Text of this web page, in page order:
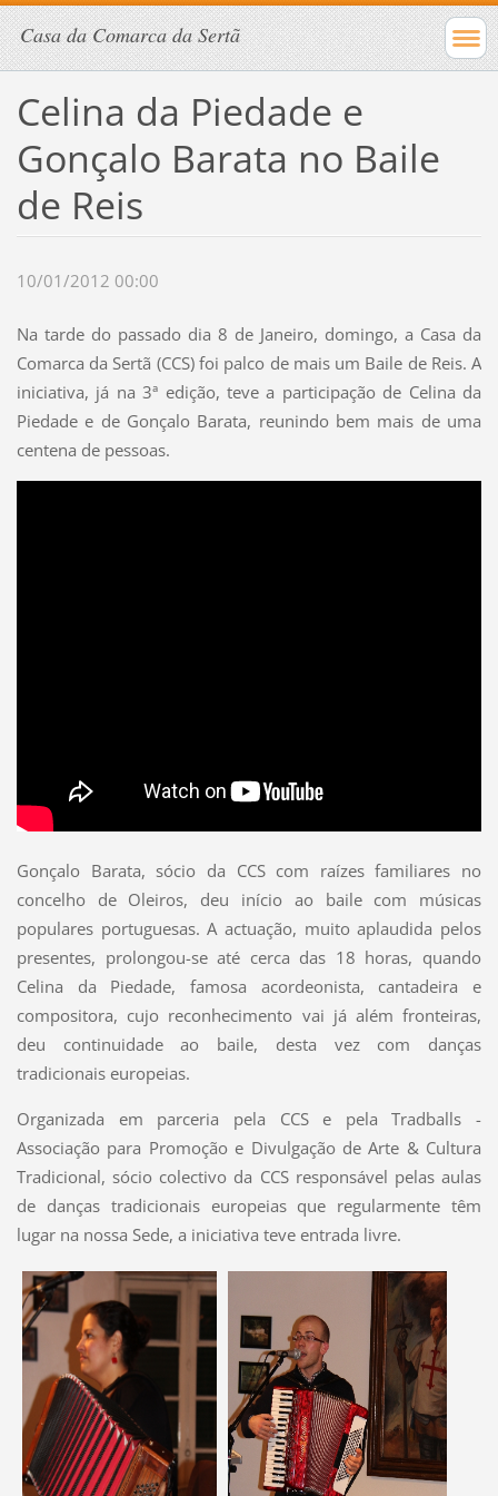
Casa da Comarca da Sertã
Celina da Piedade e
Gonçalo Barata no Baile
de Reis
10/01/2012 00:00
Na tarde do passado dia 8 de Janeiro, domingo, a Casa da
Comarca da Sertã (CCS) foi palco de mais um Baile de Reis. A
iniciativa, já na 3ª edição, teve a participação de Celina da
Piedade e de Gonçalo Barata, reunindo bem mais de uma
centena de pessoas.
Gonçalo Barata, sócio da CCS com raízes familiares no
concelho de Oleiros, deu início ao baile com músicas
populares portuguesas. A actuação, muito aplaudida pelos
presentes, prolongou-se até cerca das 18 horas, quando
Celina da Piedade, famosa acordeonista, cantadeira e
compositora, cujo reconhecimento vai já além fronteiras,
deu continuidade ao baile, desta vez com danças
tradicionais europeias.
Organizada em parceria pela CCS e pela Tradballs -
Associação para Promoção e Divulgação de Arte & Cultura
Tradicional, sócio colectivo da CCS responsável pelas aulas
de danças tradicionais europeias que regularmente têm
lugar na nossa Sede, a iniciativa teve entrada livre.